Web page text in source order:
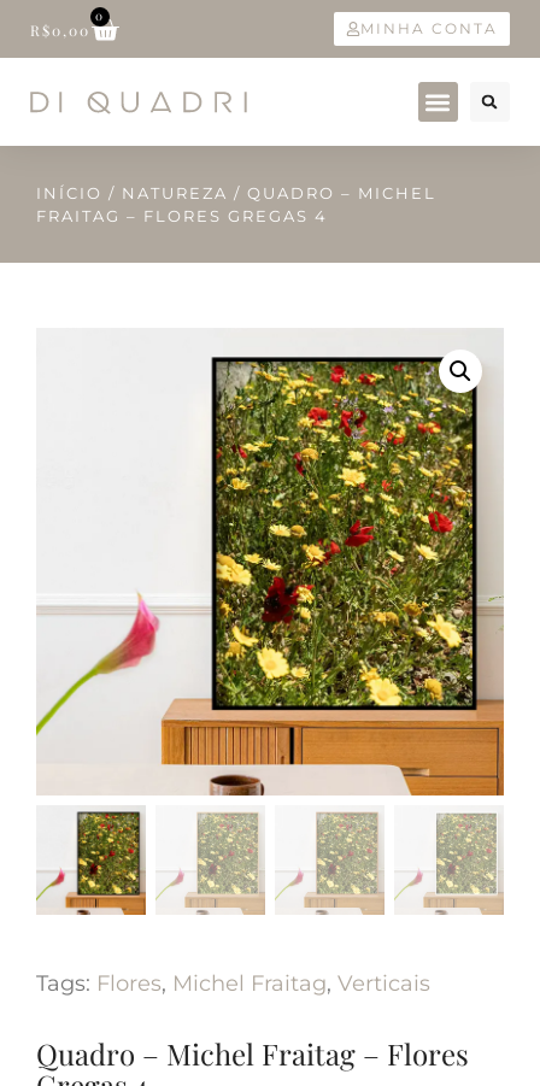
R$0,00
0
MINHA CONTA
INÍCIO / NATUREZA / QUADRO – MICHEL
FRAITAG – FLORES GREGAS 4
Tags: Flores, Michel Fraitag, Verticais
Quadro – Michel Fraitag – Flores